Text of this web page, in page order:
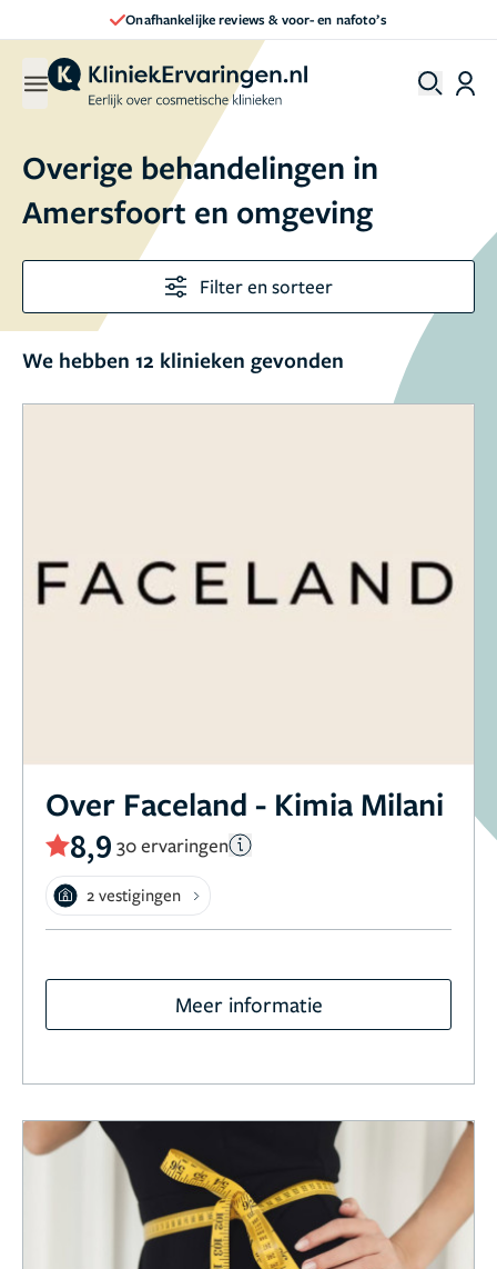
Onafhankelijke reviews & voor- en nafoto’s
Overige behandelingen in
Amersfoort en omgeving
Filter en sorteer
We hebben 12 klinieken gevonden
Over Faceland - Kimia Milani
8,9 30 ervaringen
2 vestigingen
Meer informatie